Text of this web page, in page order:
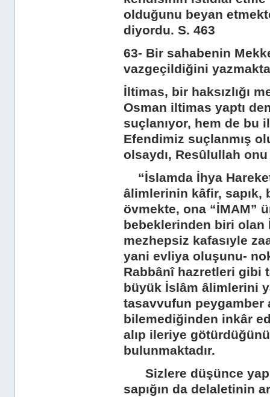
olduğunu beyan
diyordu. S. 463
63- Bir sahabenin
vazgeçildiğini
İltimas, bir haksızlığı
Osman iltimas yaptı
suçlanıyor, hem de bu
Efendimiz suçlanmış
olsaydı, Resûlullah
“İslamda İhya
âlimlerinin kâfir, sapık,
övmekte, ona “İMAM”
bebeklerinden biri olan
mezhepsiz kafasıyle
yani evliya oluşunu-
Rabbânî hazretleri gibi
büyük İslâm âlimlerini
tasavvufun peygamber
bilemediğinden inkâr
alıp ileriye
bulunmaktadır.
Sizlere düşünce
sapığın da delaletinin